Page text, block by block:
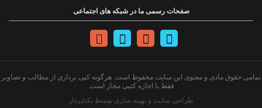
صفحات رسمی ما در شبکه های اجتماعی
تمامی حقوق مادی و معنوی این سایت محفوظ است. هرگونه کپی برداری از مطالب و تصاویر
فقط با اجازه کتبی مجاز است.
طراحی سایت و بهینه سازی توسط یکتاپرداز